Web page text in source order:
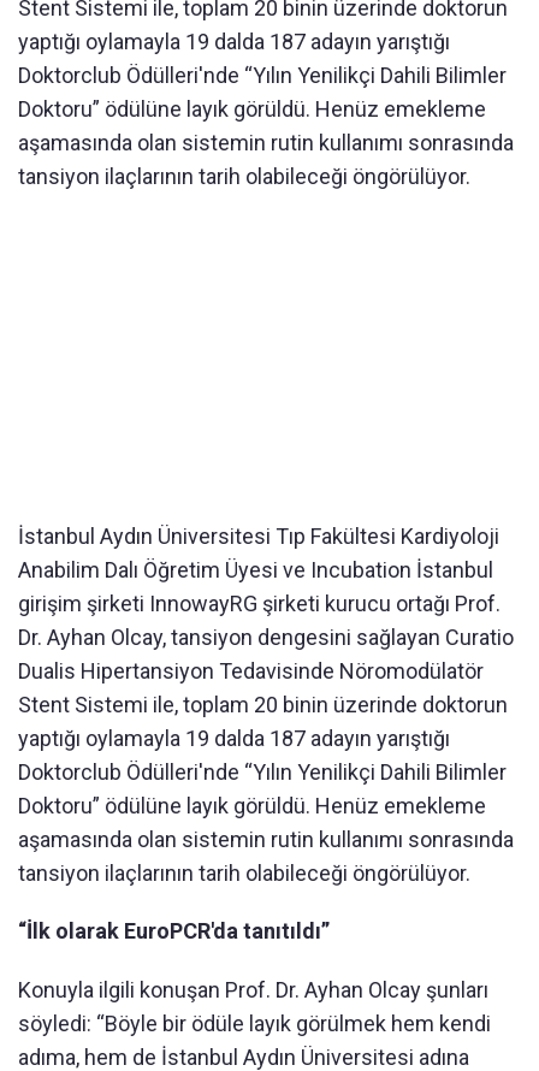
Stent Sistemi ile, toplam 20 binin üzerinde doktorun
yaptığı oylamayla 19 dalda 187 adayın yarıştığı
Doktorclub Ödülleri'nde “Yılın Yenilikçi Dahili Bilimler
Doktoru” ödülüne layık görüldü. Henüz emekleme
aşamasında olan sistemin rutin kullanımı sonrasında
tansiyon ilaçlarının tarih olabileceği öngörülüyor.
İstanbul Aydın Üniversitesi Tıp Fakültesi Kardiyoloji
Anabilim Dalı Öğretim Üyesi ve Incubation İstanbul
girişim şirketi InnowayRG şirketi kurucu ortağı Prof.
Dr. Ayhan Olcay, tansiyon dengesini sağlayan Curatio
Dualis Hipertansiyon Tedavisinde Nöromodülatör
Stent Sistemi ile, toplam 20 binin üzerinde doktorun
yaptığı oylamayla 19 dalda 187 adayın yarıştığı
Doktorclub Ödülleri'nde “Yılın Yenilikçi Dahili Bilimler
Doktoru” ödülüne layık görüldü. Henüz emekleme
aşamasında olan sistemin rutin kullanımı sonrasında
tansiyon ilaçlarının tarih olabileceği öngörülüyor.
“İlk olarak EuroPCR'da tanıtıldı”
Konuyla ilgili konuşan Prof. Dr. Ayhan Olcay şunları
söyledi: “Böyle bir ödüle layık görülmek hem kendi
adıma, hem de İstanbul Aydın Üniversitesi adına